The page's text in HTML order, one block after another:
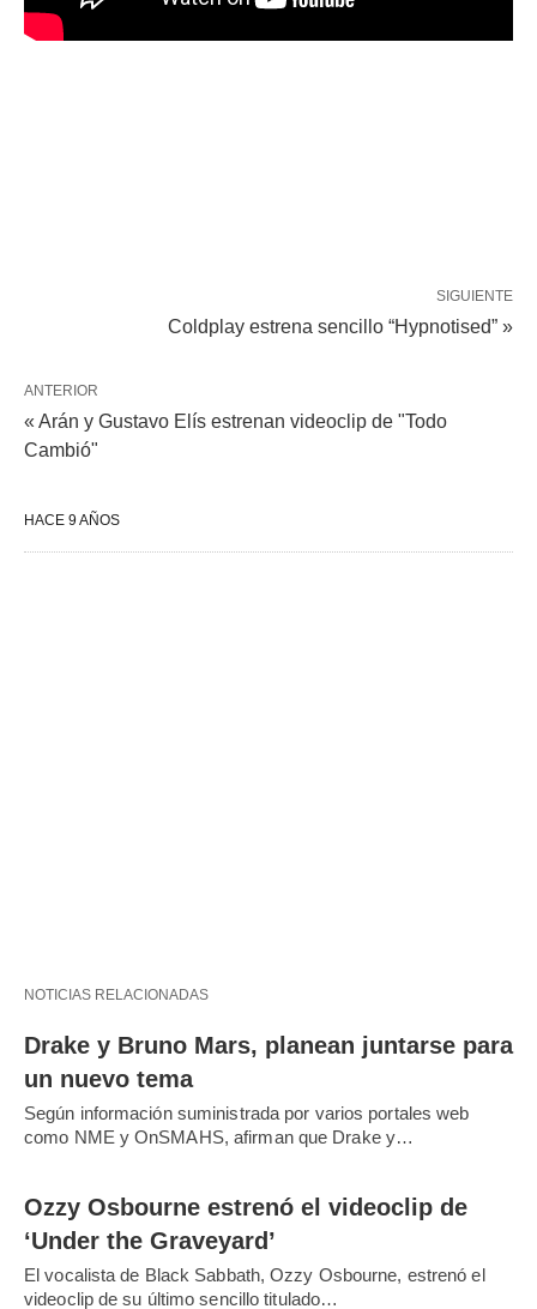
SIGUIENTE
Coldplay estrena sencillo “Hypnotised” »
ANTERIOR
« Arán y Gustavo Elís estrenan videoclip de "Todo
Cambió"
HACE 9 AÑOS
NOTICIAS RELACIONADAS
Drake y Bruno Mars, planean juntarse para
un nuevo tema
Según información suministrada por varios portales web
como NME y OnSMAHS, afirman que Drake y…
Ozzy Osbourne estrenó el videoclip de
‘Under the Graveyard’
El vocalista de Black Sabbath, Ozzy Osbourne, estrenó el
videoclip de su último sencillo titulado…